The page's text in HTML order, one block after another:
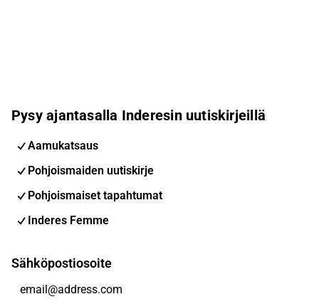
Pysy ajantasalla Inderesin uutiskirjeillä
Aamukatsaus
Pohjoismaiden uutiskirje
Pohjoismaiset tapahtumat
Inderes Femme
Sähköpostiosoite